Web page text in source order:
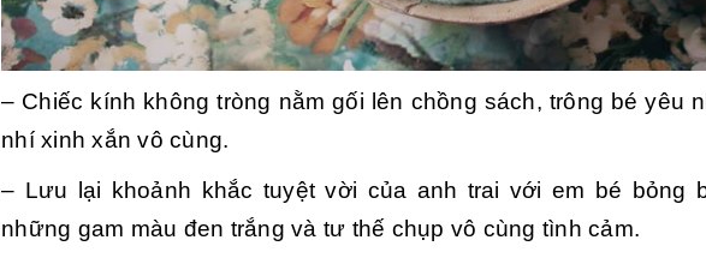
– Chiếc kính không tròng nằm gối lên chồng sách, trông bé yêu
nhí xinh xắn vô cùng.
– Lưu lại khoảnh khắc tuyệt vời của anh trai với em bé bỏng
những gam màu đen trắng và tư thế chụp vô cùng tình cảm.